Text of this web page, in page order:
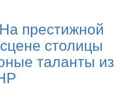
На престижной
столицы
таланты из